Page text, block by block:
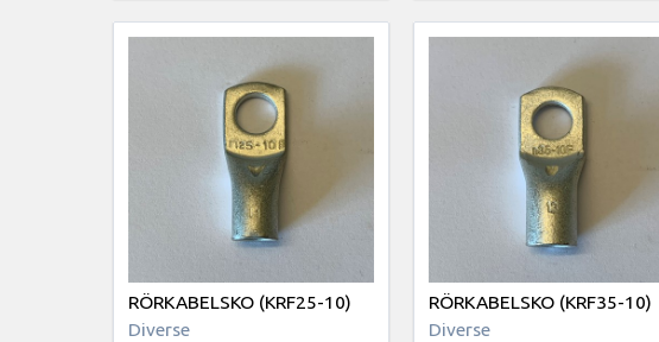
RÖRKABELSKO (KRF25-10)
Diverse
RÖRKABELSKO (KRF35-10)
Diverse